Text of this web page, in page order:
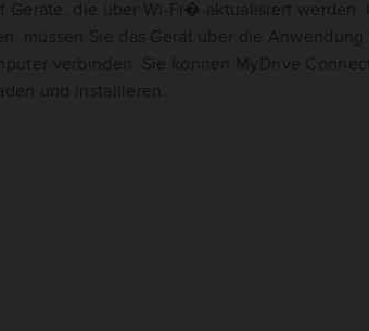
verbinden. Sie können MyDrive Connect